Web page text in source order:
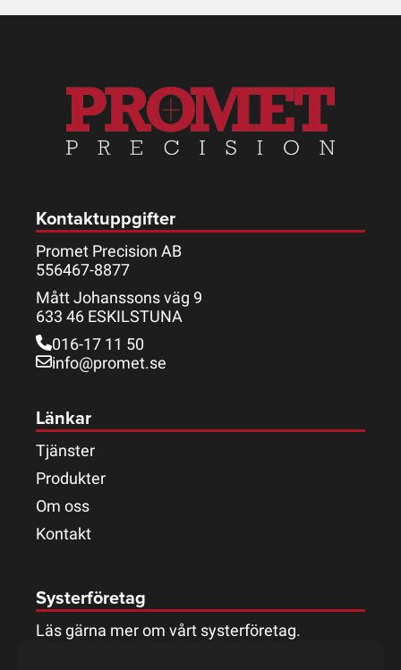
Kontaktuppgifter
Promet Precision AB
556467-8877
Mått Johanssons väg 9
633 46 ESKILSTUNA
016-17 11 50
info@promet.se
Länkar
Tjänster
Produkter
Om oss
Kontakt
Systerföretag
Läs gärna mer om vårt systerföretag.